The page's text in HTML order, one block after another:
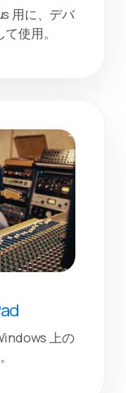
用に、デバ
使用。
上の